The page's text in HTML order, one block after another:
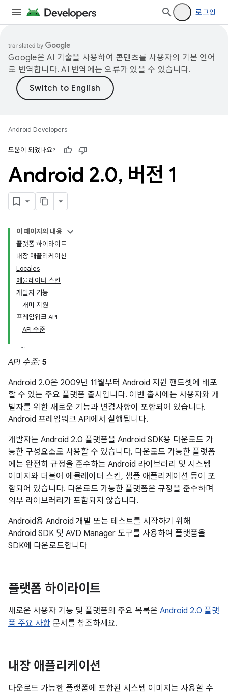
로그인
Google은 AI 기술을 사용하여 콘텐츠를 사용자의 기본 언어
로 번역합니다. AI 번역에는 오류가 있을 수 있습니다.
Android Developers
도움이 되었나요?
Android 2.0, 버전 1
이 페이지의 내용
플랫폼 하이라이트
내장 애플리케이션
Locales
에뮬레이터 스킨
개발자 기능
개미 지원
프레임워크 API
API 수준
API 수준: 5
Android 2.0은 2009년 11월부터 Android 지원 핸드셋에 배포
할 수 있는 주요 플랫폼 출시입니다. 이번 출시에는 사용자와 개
발자를 위한 새로운 기능과 변경사항이 포함되어 있습니다.
Android 프레임워크 API에서 실행됩니다.
개발자는 Android 2.0 플랫폼을 Android SDK용 다운로드 가
능한 구성요소로 사용할 수 있습니다. 다운로드 가능한 플랫폼
에는 완전히 규정을 준수하는 Android 라이브러리 및 시스템
이미지와 더불어 에뮬레이터 스킨, 샘플 애플리케이션 등이 포
함되어 있습니다. 다운로드 가능한 플랫폼은 규정을 준수하며
외부 라이브러리가 포함되지 않습니다.
Android용 Android 개발 또는 테스트를 시작하기 위해
Android SDK 및 AVD Manager 도구를 사용하여 플랫폼을
SDK에 다운로드합니다
플랫폼 하이라이트
새로운 사용자 기능 및 플랫폼의 주요 목록은 Android 2.0 플랫
폼 주요 사항 문서를 참조하세요.
내장 애플리케이션
다운로드 가능한 플랫폼에 포함된 시스템 이미지는 사용할 수